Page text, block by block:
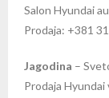
Salon Hyundai
Prodaja: +381
Jagodina –
Prodaja